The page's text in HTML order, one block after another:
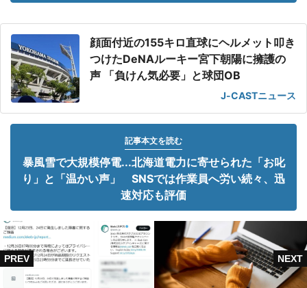
顔面付近の155キロ直球にヘルメット叩き
つけたDeNAルーキー宮下朝陽に擁護の
声 「負けん気必要」と球団OB
J-CASTニュース
記事本文を読む
暴風雪で大規模停電...北海道電力に寄せられた「お叱
り」と「温かい声」 SNSでは作業員へ労い続々、迅
速対応も評価